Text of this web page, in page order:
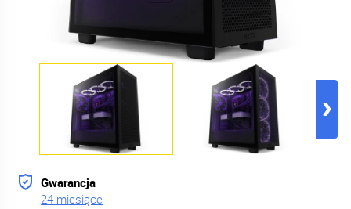
Gwarancja
24 miesiące